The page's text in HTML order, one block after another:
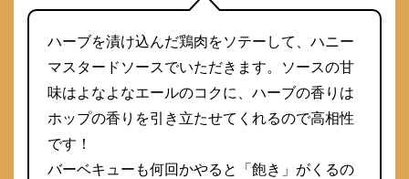
ハーブを漬け込んだ鶏肉をソテーして、ハニー
マスタードソースでいただきます。ソースの甘
味はよなよなエールのコクに、ハーブの香りは
ホップの香りを引き立たせてくれるので高相性
です！
バーベキューも何回かやると「飽き」がくるの